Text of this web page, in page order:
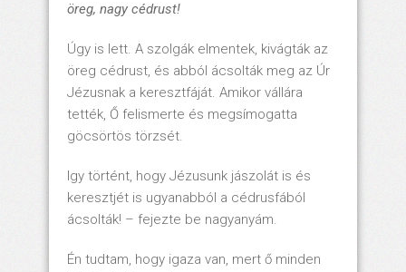
öreg, nagy cédrust!
Úgy is lett. A szolgák elmentek, kivágták az
öreg cédrust, és abból ácsolták meg az Úr
Jézusnak a keresztfáját. Amikor vállára
tették, Ő felismerte és megsímogatta
göcsörtös törzsét.
Igy történt, hogy Jézusunk jászolát is és
keresztjét is ugyanabból a cédrusfából
ácsolták! – fejezte be nagyanyám.
Én tudtam, hogy igaza van, mert ő minden